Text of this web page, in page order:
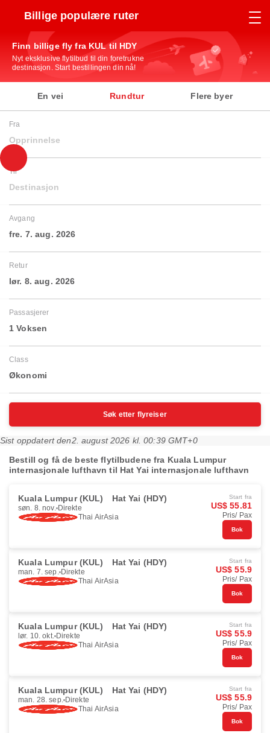
Billige populære ruter
Finn billige fly fra KUL til HDY
Nyt eksklusive flytilbud til din foretrukne
destinasjon. Start bestillingen din nå!
En vei Rundtur Flere byer
Fra
Opprinnelse
Til
Destinasjon
Avgang
fre. 7. aug. 2026
Retur
lør. 8. aug. 2026
Passasjerer
1 Voksen
Class
Økonomi
Søk etter flyreiser
Sist oppdatert den2. august 2026 kl. 00:39 GMT+0
Bestill og få de beste flytilbudene fra Kuala Lumpur
internasjonale lufthavn til Hat Yai internasjonale lufthavn
Kuala Lumpur (KUL) Hat Yai (HDY)
søn. 8. nov. Direkte
Thai AirAsia
Start fra
US$ 55.81
Pris/ Pax
Bok
Kuala Lumpur (KUL) Hat Yai (HDY)
man. 7. sep. Direkte
Thai AirAsia
Start fra
US$ 55.9
Pris/ Pax
Bok
Kuala Lumpur (KUL) Hat Yai (HDY)
lør. 10. okt. Direkte
Thai AirAsia
Start fra
US$ 55.9
Pris/ Pax
Bok
Kuala Lumpur (KUL) Hat Yai (HDY)
man. 28. sep. Direkte
Thai AirAsia
Start fra
US$ 55.9
Pris/ Pax
Bok